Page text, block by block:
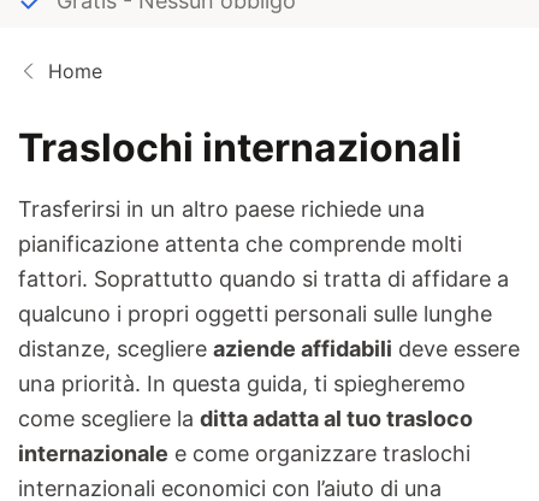
Home
Traslochi internazionali
Trasferirsi in un altro paese richiede una
pianificazione attenta che comprende molti
fattori. Soprattutto quando si tratta di affidare a
qualcuno i propri oggetti personali sulle lunghe
distanze, scegliere aziende affidabili deve essere
una priorità. In questa guida, ti spiegheremo
come scegliere la ditta adatta al tuo trasloco
internazionale e come organizzare traslochi
internazionali economici con l’aiuto di una